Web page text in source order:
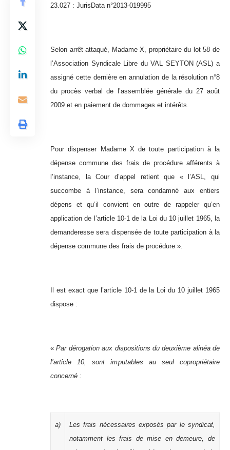
23.027 : JurisData n°2013-019995
Selon arrêt attaqué, Madame X, propriétaire du lot 58 de
l’Association Syndicale Libre du VAL SEYTON (ASL) a
assigné cette dernière en annulation de la résolution n°8
du procès verbal de l’assemblée générale du 27 août
2009 et en paiement de dommages et intérêts.
Pour dispenser Madame X de toute participation à la
dépense commune des frais de procédure afférents à
l’instance, la Cour d’appel retient que « l’ASL, qui
succombe à l’instance, sera condamné aux entiers
dépens et qu’il convient en outre de rappeler qu’en
application de l’article 10-1 de la Loi du 10 juillet 1965, la
demanderesse sera dispensée de toute participation à la
dépense commune des frais de procédure ».
Il est exact que l’article 10-1 de la Loi du 10 juillet 1965
dispose :
«Par dérogation aux dispositions du deuxième alinéa de
l’article 10, sont imputables au seul copropriétaire
concerné :
a)
Les frais nécessaires exposés par le syndicat,
notamment les frais de mise en demeure, de